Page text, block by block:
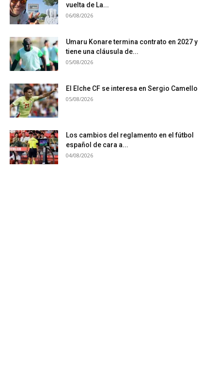
vuelta de La...
06/08/2026
Umaru Konare termina contrato en 2027 y
tiene una cláusula de...
05/08/2026
El Elche CF se interesa en Sergio Camello
05/08/2026
Los cambios del reglamento en el fútbol
español de cara a...
04/08/2026